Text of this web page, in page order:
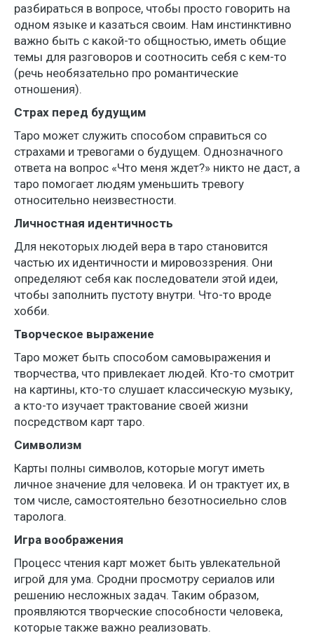
разбираться в вопросе, чтобы просто говорить на
одном языке и казаться своим. Нам инстинктивно
важно быть с какой-то общностью, иметь общие
темы для разговоров и соотносить себя с кем-то
(речь необязательно про романтические
отношения).
Страх перед будущим
Таро может служить способом справиться со
страхами и тревогами о будущем. Однозначного
ответа на вопрос «Что меня ждет?» никто не даст, а
таро помогает людям уменьшить тревогу
относительно неизвестности.
Личностная идентичность
Для некоторых людей вера в таро становится
частью их идентичности и мировоззрения. Они
определяют себя как последователи этой идеи,
чтобы заполнить пустоту внутри. Что-то вроде
хобби.
Творческое выражение
Таро может быть способом самовыражения и
творчества, что привлекает людей. Кто-то смотрит
на картины, кто-то слушает классическую музыку,
а кто-то изучает трактование своей жизни
посредством карт таро.
Символизм
Карты полны символов, которые могут иметь
личное значение для человека. И он трактует их, в
том числе, самостоятельно безотносиельно слов
таролога.
Игра воображения
Процесс чтения карт может быть увлекательной
игрой для ума. Сродни просмотру сериалов или
решению несложных задач. Таким образом,
проявляются творческие способности человека,
которые также важно реализовать.